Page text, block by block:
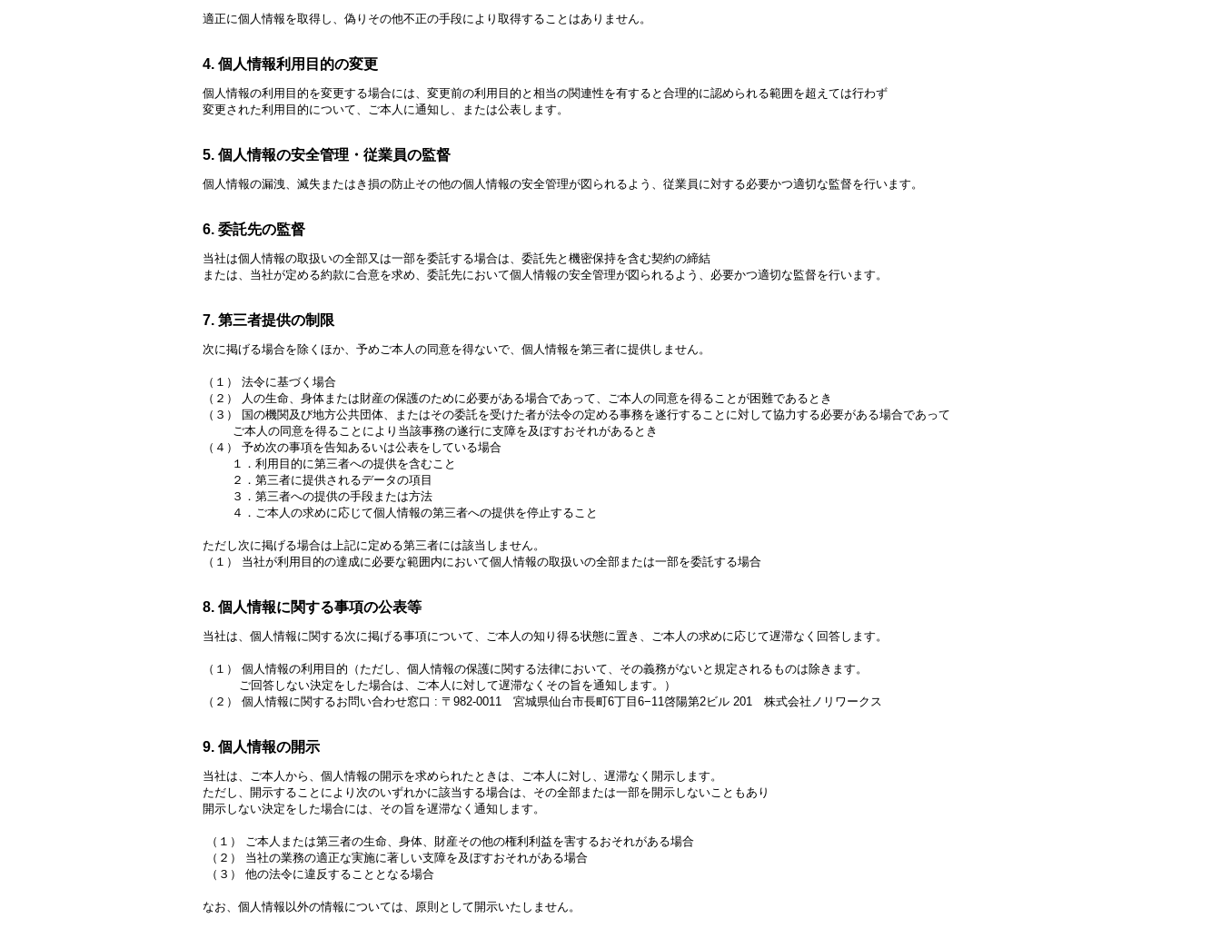
適正に個人情報を取得し、偽りその他不正の手段により取得することはありません。
4. 個人情報利用目的の変更
個人情報の利用目的を変更する場合には、変更前の利用目的と相当の関連性を有すると合理的に認められる範囲を超えては行わず
変更された利用目的について、ご本人に通知し、または公表します。
5. 個人情報の安全管理・従業員の監督
個人情報の漏洩、滅失またはき損の防止その他の個人情報の安全管理が図られるよう、従業員に対する必要かつ適切な監督を行います。
6. 委託先の監督
当社は個人情報の取扱いの全部又は一部を委託する場合は、委託先と機密保持を含む契約の締結
または、当社が定める約款に合意を求め、委託先において個人情報の安全管理が図られるよう、必要かつ適切な監督を行います。
7. 第三者提供の制限
次に掲げる場合を除くほか、予めご本人の同意を得ないで、個人情報を第三者に提供しません。
（１） 法令に基づく場合
（２） 人の生命、身体または財産の保護のために必要がある場合であって、ご本人の同意を得ることが困難であるとき
（３） 国の機関及び地方公共団体、またはその委託を受けた者が法令の定める事務を遂行することに対して協力する必要がある場合であって
ご本人の同意を得ることにより当該事務の遂行に支障を及ぼすおそれがあるとき
（４） 予め次の事項を告知あるいは公表をしている場合
１．利用目的に第三者への提供を含むこと
２．第三者に提供されるデータの項目
３．第三者への提供の手段または方法
４．ご本人の求めに応じて個人情報の第三者への提供を停止すること
ただし次に掲げる場合は上記に定める第三者には該当しません。
（１） 当社が利用目的の達成に必要な範囲内において個人情報の取扱いの全部または一部を委託する場合
8. 個人情報に関する事項の公表等
当社は、個人情報に関する次に掲げる事項について、ご本人の知り得る状態に置き、ご本人の求めに応じて遅滞なく回答します。
（１） 個人情報の利用目的（ただし、個人情報の保護に関する法律において、その義務がないと規定されるものは除きます。
ご回答しない決定をした場合は、ご本人に対して遅滞なくその旨を通知します。）
（２） 個人情報に関するお問い合わせ窓口 : 〒982-0011 宮城県仙台市長町6丁目6−11啓陽第2ビル 201 株式会社ノリワークス
9. 個人情報の開示
当社は、ご本人から、個人情報の開示を求められたときは、ご本人に対し、遅滞なく開示します。
ただし、開示することにより次のいずれかに該当する場合は、その全部または一部を開示しないこともあり
開示しない決定をした場合には、その旨を遅滞なく通知します。
（１） ご本人または第三者の生命、身体、財産その他の権利利益を害するおそれがある場合
（２） 当社の業務の適正な実施に著しい支障を及ぼすおそれがある場合
（３） 他の法令に違反することとなる場合
なお、個人情報以外の情報については、原則として開示いたしません。